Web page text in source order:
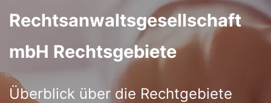
Rechtsanwaltsgesellschaft
mbH Rechtsgebiete
Überblick über die Rechtgebiete